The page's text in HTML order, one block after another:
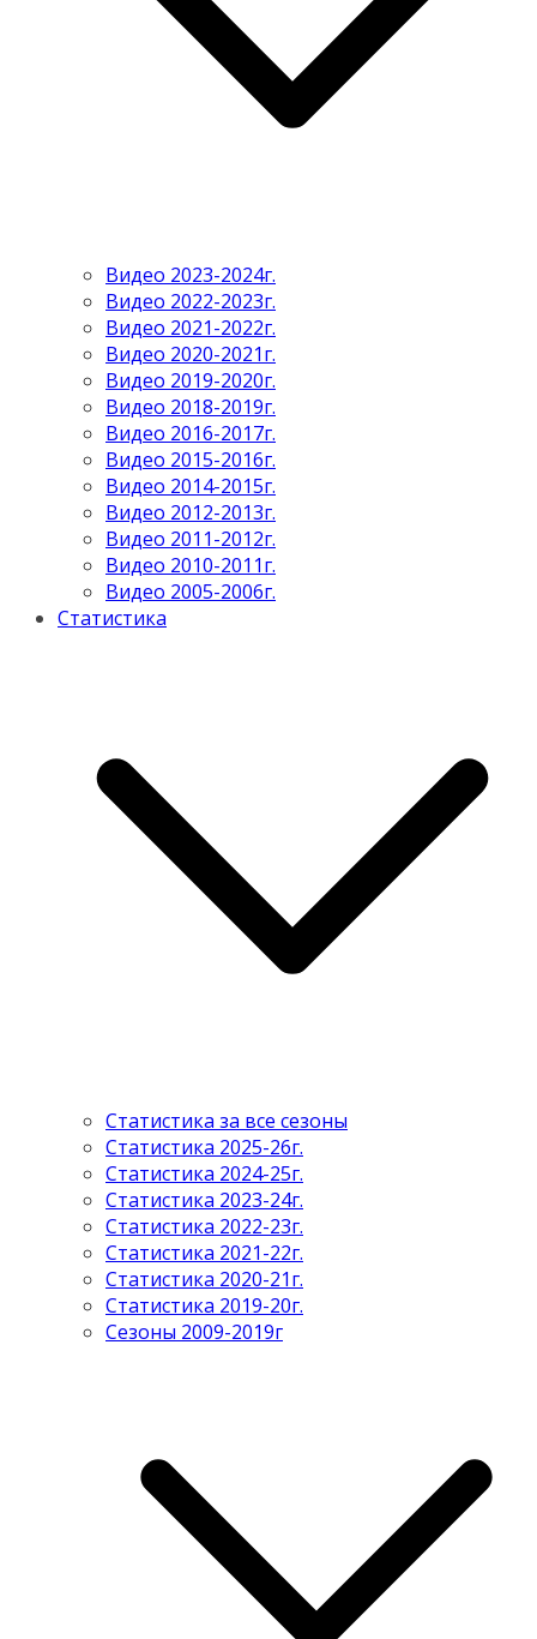
Видео 2023-2024г.
Видео 2022-2023г.
Видео 2021-2022г.
Видео 2020-2021г.
Видео 2019-2020г.
Видео 2018-2019г.
Видео 2016-2017г.
Видео 2015-2016г.
Видео 2014-2015г.
Видео 2012-2013г.
Видео 2011-2012г.
Видео 2010-2011г.
Видео 2005-2006г.
Статистика
Статистика за все сезоны
Статистика 2025-26г.
Статистика 2024-25г.
Статистика 2023-24г.
Статистика 2022-23г.
Статистика 2021-22г.
Статистика 2020-21г.
Статистика 2019-20г.
Сезоны 2009-2019г